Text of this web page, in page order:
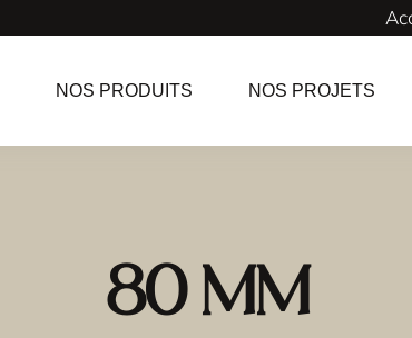
NOS PRODUITS NOS PROJETS
80 mm